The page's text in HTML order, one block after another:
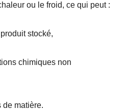
ou le froid, ce qui peut :
stocké,
chimiques non
de matière.